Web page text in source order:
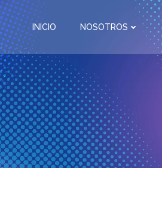
INICIO NOSOTROS